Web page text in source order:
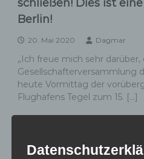
schließen! Dies ist
Berlin!
20. Mai 2020 Dagmar
„Ich freue mich sehr darüber,
Gesellschafterversammlung
heute Vormittag der
Flughafens Tegel zum 15. […]
Tegel,Tegel schließen,TXL,TXL